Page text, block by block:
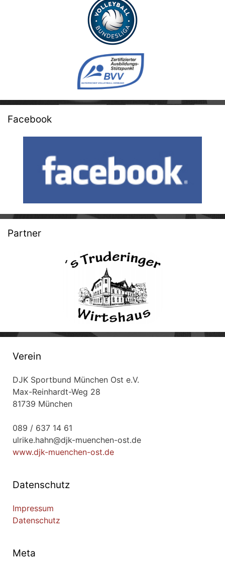
Facebook
Partner
Verein
DJK Sportbund München Ost e.V.
Max-Reinhardt-Weg 28
81739 München
089 / 637 14 61
ulrike.hahn@djk-muenchen-ost.de
www.djk-muenchen-ost.de
Datenschutz
Impressum
Datenschutz
Meta